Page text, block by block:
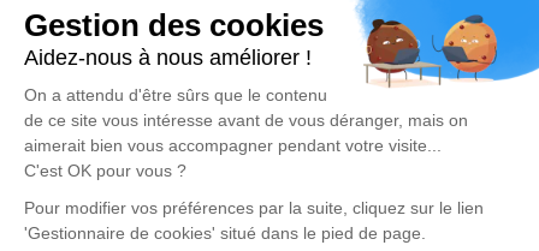
anecdote ou exprimer vos pensées à travers des
poèmes ou des textes. Cet endroit est un lieu
d'expression dédié à honorer la mémoire de
Marguerite PISKLO.
Un service de plantation d’arbre hommage est
disponible ici.
Je rends hommage